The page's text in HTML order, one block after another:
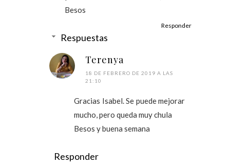
Besos
Responder
Respuestas
Terenya
18 DE FEBRERO DE 2019 A LAS
21:10
Gracias Isabel. Se puede mejorar
mucho, pero queda muy chula
Besos y buena semana
Responder